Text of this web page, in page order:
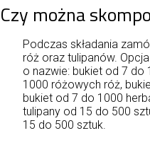
Czy można
Podczas składania
róż oraz tulipanów.
o nazwie: bukiet od 7 do
1000 różowych róż,
bukiet od 7 do 1000
tulipany od 15 do 500
15 do 500 sztuk.